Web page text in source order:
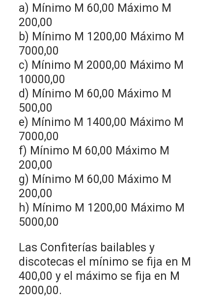
a) Mínimo M 60,00 Máximo M
200,00
b) Mínimo M 1200,00 Máximo M
7000,00
c) Mínimo M 2000,00 Máximo M
10000,00
d) Mínimo M 60,00 Máximo M
500,00
e) Mínimo M 1400,00 Máximo M
7000,00
f) Mínimo M 60,00 Máximo M
200,00
g) Mínimo M 60,00 Máximo M
200,00
h) Mínimo M 1200,00 Máximo M
5000,00
Las Confiterías bailables y
discotecas el mínimo se fija en M
400,00 y el máximo se fija en M
2000,00.